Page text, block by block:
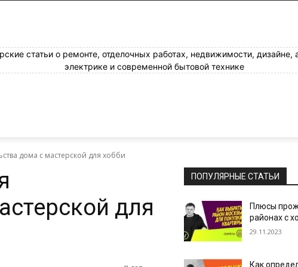
статьи о ремонте, отделочных работах, недвижимости, дизайне,
электрике и современной бытовой технике
дома с мастерской для хобби
для
ПОПУЛЯРНЫЕ СТАТЬИ
Плюсы
районах с
29.11.2023
Как